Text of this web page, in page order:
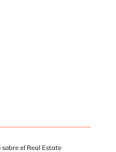
el Real Estate